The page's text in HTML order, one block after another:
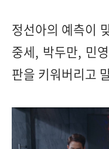
정선아의 예측이
중세, 박두만, 민
판을 키워버리고